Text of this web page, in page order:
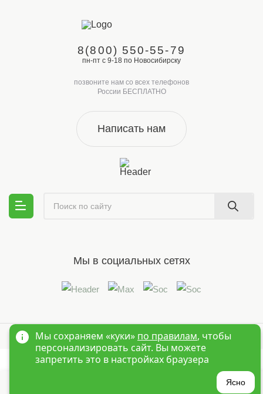
?
8(800) 550-55-79
пн-пт с 9-18 по Новосибирску
позвоните нам со всех телефонов
России БЕСПЛАТНО
Написать нам
Мы в социальных сетях
© 1995-2026 Оптовый интернет магазин детской одежды «Краски
Детства»Новосибирск
Мы сохраняем «куки» по правилам, чтобы
персонализировать сайт. Вы можете
запретить это в настройках браузера
Ясно